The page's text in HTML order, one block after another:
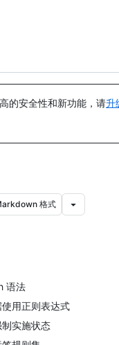
的安全性和新功能，请升
格式
语法
用正则表达式
实施状态